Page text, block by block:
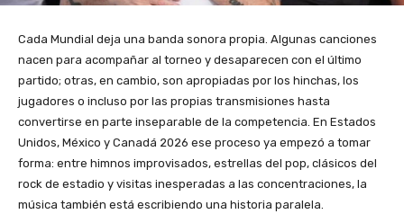
Cada Mundial deja una banda sonora propia. Algunas canciones
nacen para acompañar al torneo y desaparecen con el último
partido; otras, en cambio, son apropiadas por los hinchas, los
jugadores o incluso por las propias transmisiones hasta
convertirse en parte inseparable de la competencia. En Estados
Unidos, México y Canadá 2026 ese proceso ya empezó a tomar
forma: entre himnos improvisados, estrellas del pop, clásicos del
rock de estadio y visitas inesperadas a las concentraciones, la
música también está escribiendo una historia paralela.